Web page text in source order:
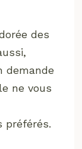
des
demande
ne vous
préférés.